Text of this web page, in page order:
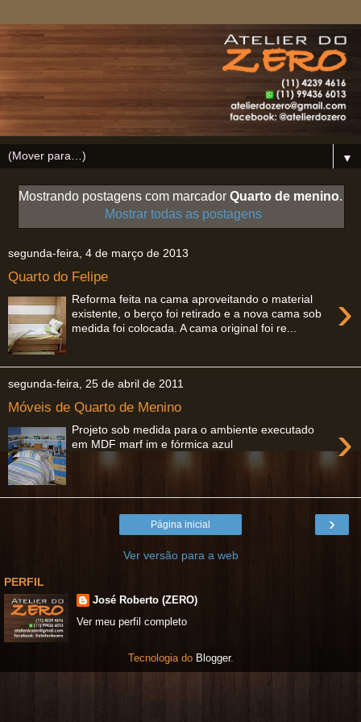
▼
Mostrando postagens com marcador Quarto de menino.
Mostrar todas as postagens
segunda-feira, 4 de março de 2013
Quarto do Felipe
›
Reforma feita na cama aproveitando o material
existente, o berço foi retirado e a nova cama sob
medida foi colocada. A cama original foi re...
segunda-feira, 25 de abril de 2011
Móveis de Quarto de Menino
›
Projeto sob medida para o ambiente executado
em MDF marf im e fórmica azul
›
Página inicial
Ver versão para a web
PERFIL
José Roberto (ZERO)
Ver meu perfil completo
Tecnologia do Blogger.